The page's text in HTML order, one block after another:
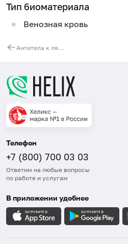
Тип биоматериала
Венозная кровь
Антитела к лямблиям (Giardia lamblia), суммарные
Телефон
+7 (800) 700 03 03
Ответим на любые вопросы
по работе и услугам
В приложении удобнее